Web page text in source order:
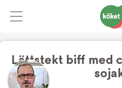
Lättstekt biff med